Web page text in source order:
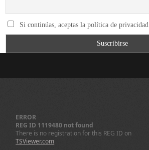
Si continúas, aceptas la política de privacidad
ERROR
REG ID 1119480 not found
There is no registration for this REG ID on
TSViewer.com